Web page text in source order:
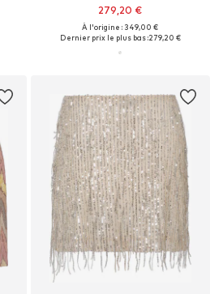
279,20 €
À l'origine : 349,00 €
Dernier prix le plus bas :279,20 €